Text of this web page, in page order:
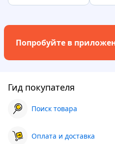
Попробуйте в
Гид покупателя
Поиск товара
Оплата и доставка